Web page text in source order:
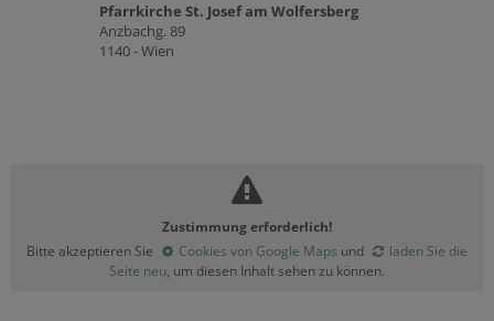
Pfarrkirche St. Josef am Wolfersberg
Anzbachg. 89
1140 - Wien
Zustimmung erforderlich!
Bitte akzeptieren Sie
Cookies von Google Maps und
laden Sie die
Seite neu, um diesen Inhalt sehen zu können.